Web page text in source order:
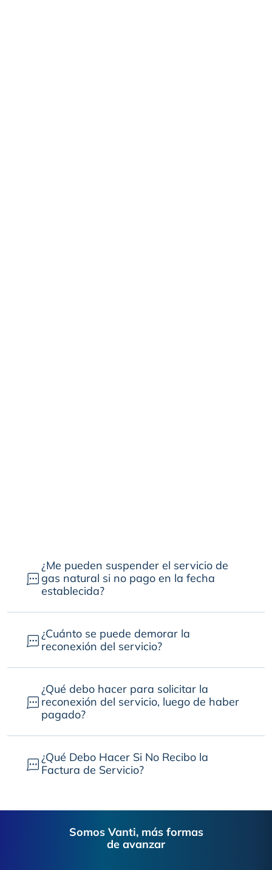
¿Me pueden suspender el servicio de
gas natural si no pago en la fecha
establecida?
¿Cuánto se puede demorar la
reconexión del servicio?
¿Qué debo hacer para solicitar la
reconexión del servicio, luego de haber
pagado?
¿Qué Debo Hacer Si No Recibo la
Factura de Servicio?
Somos Vanti, más formas
de avanzar